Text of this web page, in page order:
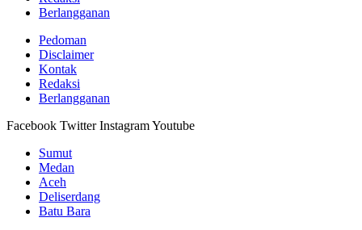
Berlangganan
Pedoman
Disclaimer
Kontak
Redaksi
Berlangganan
Facebook Twitter InstagramYoutube
Sumut
Medan
Aceh
Deliserdang
Batu Bara